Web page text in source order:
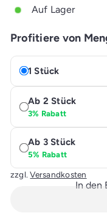
Auf Lager
Profitiere von
1 Stück
Ab 2 Stück
3% Rabatt
Ab 3 Stück
5% Rabatt
zzgl.Versandkosten
In den